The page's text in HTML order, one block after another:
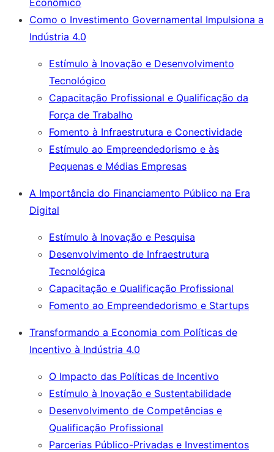
Econômico
Como o Investimento Governamental Impulsiona a
Indústria 4.0
Estímulo à Inovação e Desenvolvimento
Tecnológico
Capacitação Profissional e Qualificação da
Força de Trabalho
Fomento à Infraestrutura e Conectividade
Estímulo ao Empreendedorismo e às
Pequenas e Médias Empresas
A Importância do Financiamento Público na Era
Digital
Estímulo à Inovação e Pesquisa
Desenvolvimento de Infraestrutura
Tecnológica
Capacitação e Qualificação Profissional
Fomento ao Empreendedorismo e Startups
Transformando a Economia com Políticas de
Incentivo à Indústria 4.0
O Impacto das Políticas de Incentivo
Estímulo à Inovação e Sustentabilidade
Desenvolvimento de Competências e
Qualificação Profissional
Parcerias Público-Privadas e Investimentos